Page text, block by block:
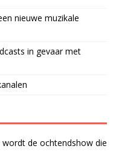
nieuwe muzikale
in gevaar met
wordt de ochtendshow die